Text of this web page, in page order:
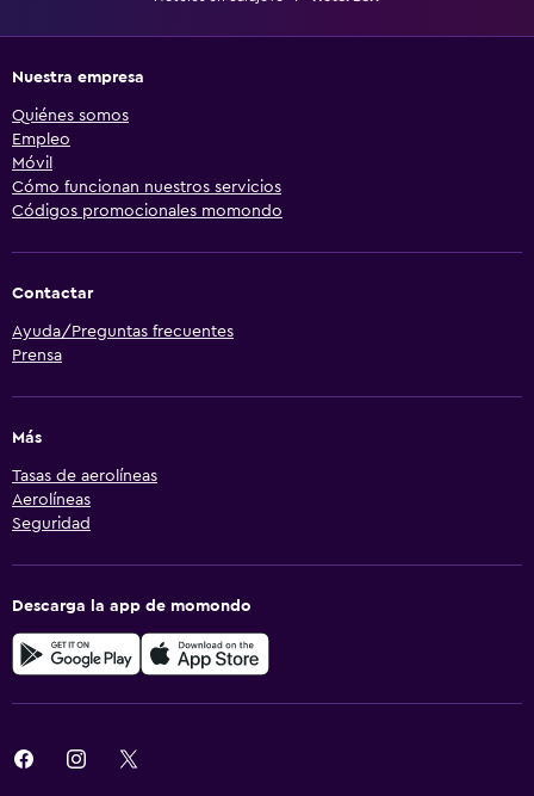
Nuestra empresa
Quiénes somos
Empleo
Móvil
Cómo funcionan nuestros servicios
Códigos promocionales momondo
Contactar
Ayuda/Preguntas frecuentes
Prensa
Más
Tasas de aerolíneas
Aerolíneas
Seguridad
Descarga la app de momondo